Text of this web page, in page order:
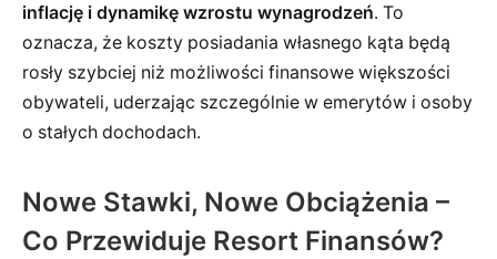
inflację i dynamikę wzrostu wynagrodzeń. To
oznacza, że koszty posiadania własnego kąta będą
rosły szybciej niż możliwości finansowe większości
obywateli, uderzając szczególnie w emerytów i osoby
o stałych dochodach.
Nowe Stawki, Nowe Obciążenia –
Co Przewiduje Resort Finansów?